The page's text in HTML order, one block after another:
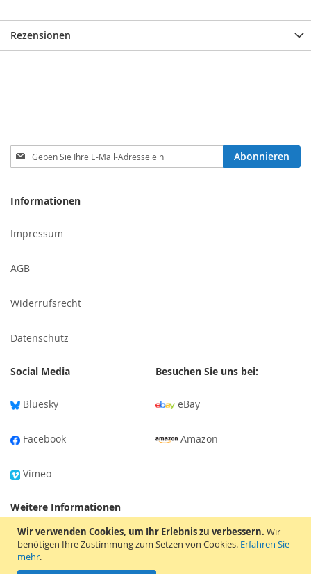
Wir verwenden Cookies, um Ihr Erlebnis zu verbessern. Wir
benötigen Ihre Zustimmung zum Setzen von Cookies. Erfahren Sie
mehr.
Rezensionen
Melden
Sie
unseren
an:
Abonnieren
Informationen
Impressum
AGB
Widerrufsrecht
Datenschutz
Social Media
Bluesky
Facebook
Vimeo
Besuchen Sie uns bei:
eBay
Amazon
Weitere Informationen
Versandinformationen